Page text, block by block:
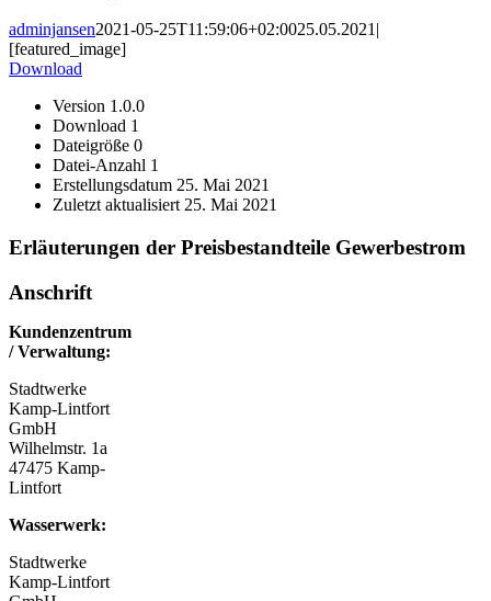
adminjansen2021-05-25T11:59:06+02:0025.05.2021|
[featured_image]
Download
Version 1.0.0
Download 1
Dateigröße 0
Datei-Anzahl 1
Erstellungsdatum 25. Mai 2021
Zuletzt aktualisiert25. Mai 2021
Erläuterungen der Preisbestandteile Gewerbestrom
Anschrift
Kundenzentrum
/ Verwaltung:
Stadtwerke
Kamp-Lintfort
GmbH
Wilhelmstr. 1a
47475 Kamp-
Lintfort
Wasserwerk:
Stadtwerke
Kamp-Lintfort